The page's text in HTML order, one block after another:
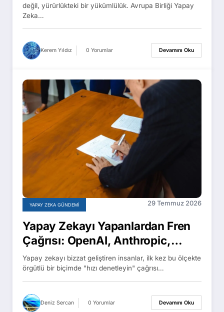
değil, yürürlükteki bir yükümlülük. Avrupa Birliği Yapay
Zeka…
Kerem Yıldız 0 Yorumlar Devamını Oku
YAPAY ZEKA GÜNDEMI 29 Temmuz 2026
Yapay Zekayı Yapanlardan Fren
Çağrısı: OpenAI, Anthropic,
Google ve Meta’dan 1.100 Çalışan
Açık Mektup İmzaladı
Yapay zekayı bizzat geliştiren insanlar, ilk kez bu ölçekte
örgütlü bir biçimde "hızı denetleyin" çağrısı…
Deniz Sercan 0 Yorumlar Devamını Oku